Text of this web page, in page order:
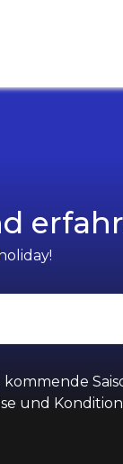
und